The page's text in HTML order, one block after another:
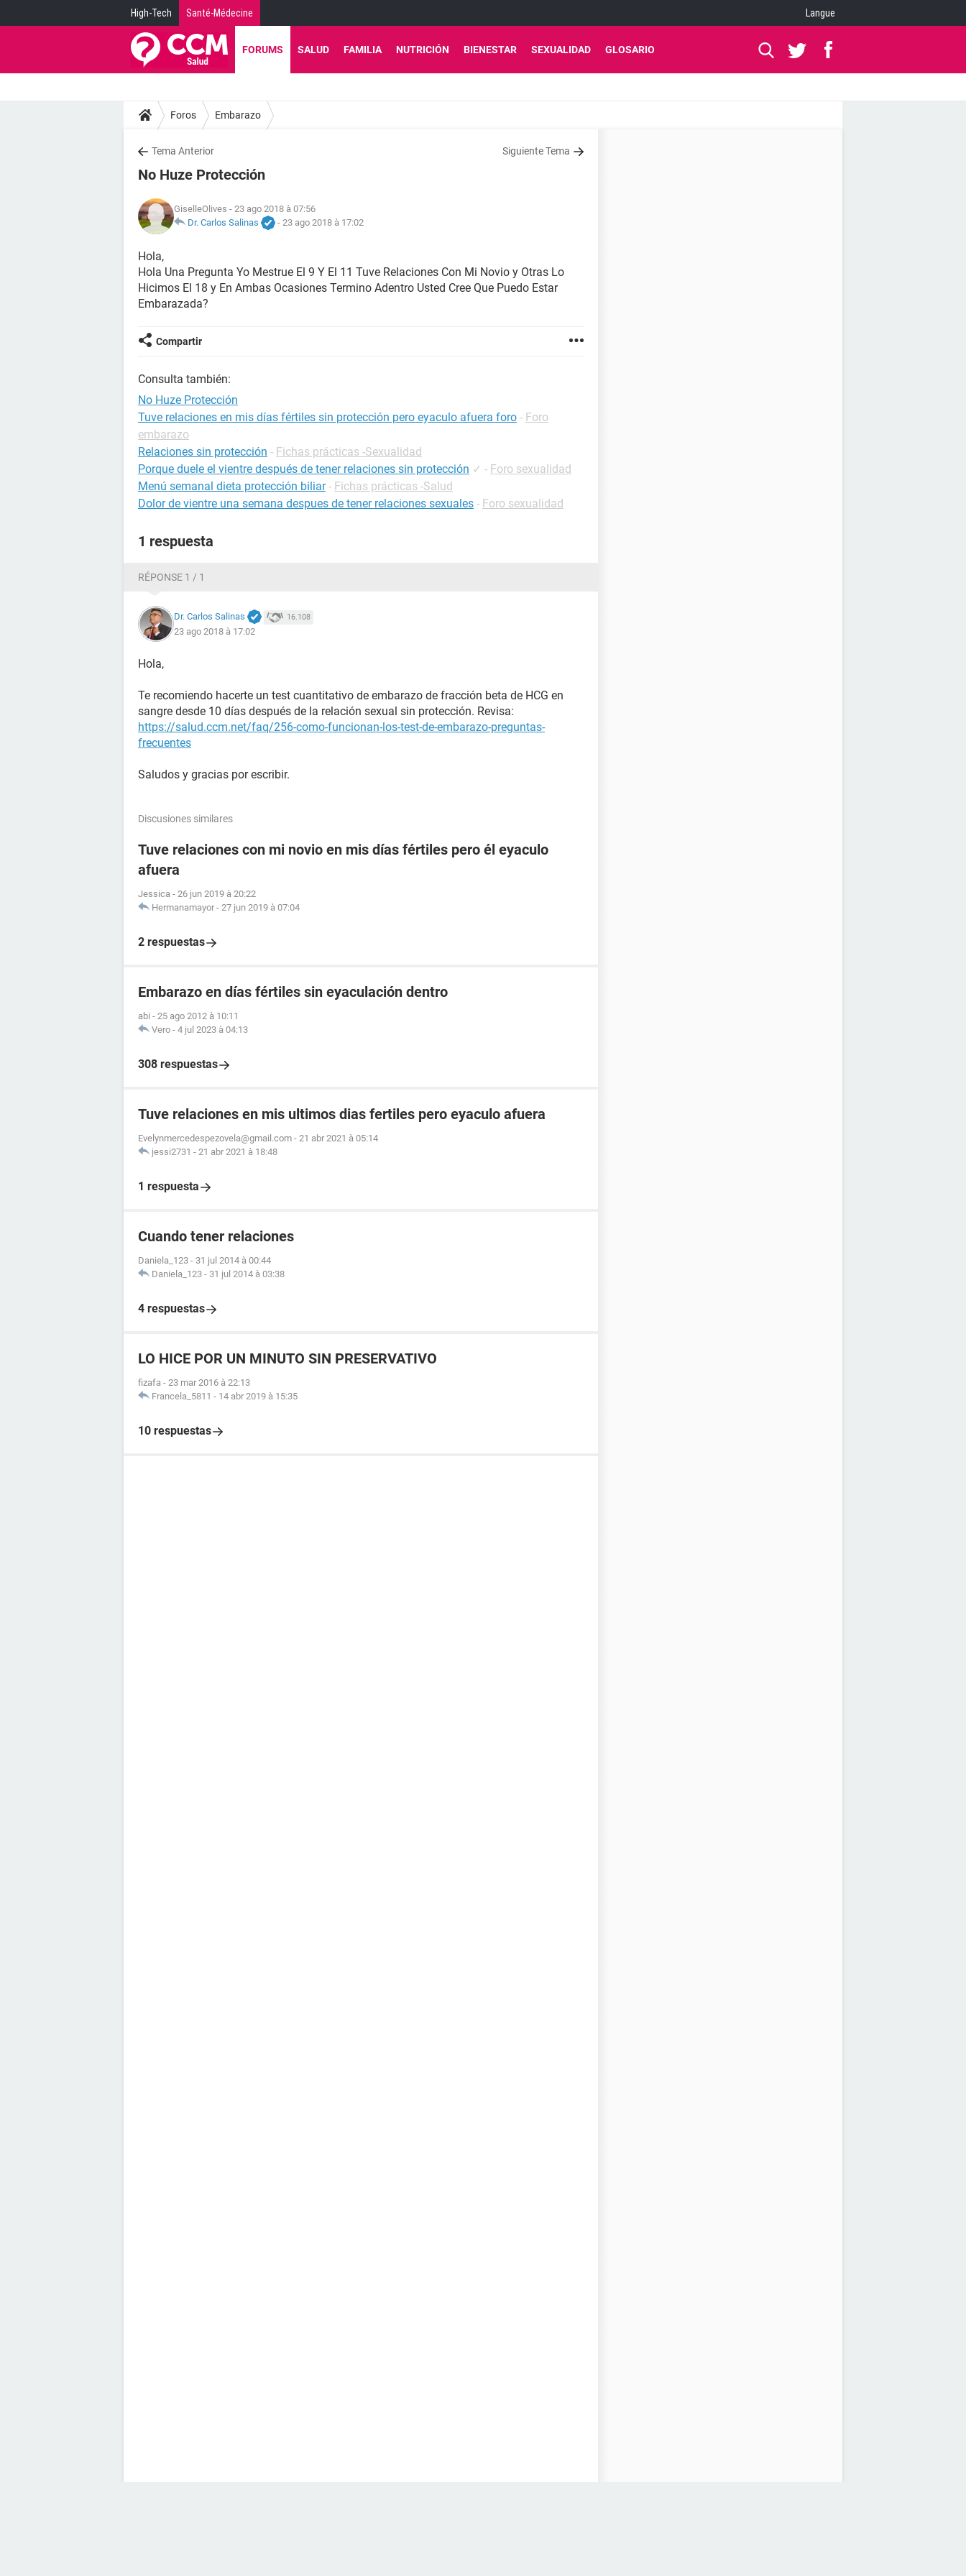
High-Tech Santé-Médecine Langue
FORUMS SALUD FAMILIA NUTRICIÓN BIENESTAR SEXUALIDAD GLOSARIO
Foros Embarazo
Tema Anterior Siguiente Tema
No Huze Protección
GiselleOlives - 23 ago 2018 à 07:56
Dr. Carlos Salinas
- 23 ago 2018 à 17:02
Hola,
Hola Una Pregunta Yo Mestrue El 9 Y El 11 Tuve Relaciones Con Mi Novio y Otras Lo
Hicimos El 18 y En Ambas Ocasiones Termino Adentro Usted Cree Que Puedo Estar
Embarazada?
Compartir
Consulta también:
No Huze Protección
Tuve relaciones en mis días fértiles sin protección pero eyaculo afuera foro - Foro
embarazo
Relaciones sin protección - Fichas prácticas -Sexualidad
Porque duele el vientre después de tener relaciones sin protección ✓ - Foro sexualidad
Menú semanal dieta protección biliar - Fichas prácticas -Salud
Dolor de vientre una semana despues de tener relaciones sexuales - Foro sexualidad
1 respuesta
RÉPONSE 1 / 1
Dr. Carlos Salinas 16.108
23 ago 2018 à 17:02
Hola,
Te recomiendo hacerte un test cuantitativo de embarazo de fracción beta de HCG en
sangre desde 10 días después de la relación sexual sin protección. Revisa:
https://salud.ccm.net/faq/256-como-funcionan-los-test-de-embarazo-preguntas-
frecuentes
Saludos y gracias por escribir.
Discusiones similares
Tuve relaciones con mi novio en mis días fértiles pero él eyaculo
afuera
Jessica - 26 jun 2019 à 20:22
Hermanamayor - 27 jun 2019 à 07:04
2 respuestas
Embarazo en días fértiles sin eyaculación dentro
abi - 25 ago 2012 à 10:11
Vero - 4 jul 2023 à 04:13
308 respuestas
Tuve relaciones en mis ultimos dias fertiles pero eyaculo afuera
Evelynmercedespezovela@gmail.com - 21 abr 2021 à 05:14
jessi2731 - 21 abr 2021 à 18:48
1 respuesta
Cuando tener relaciones
Daniela_123 - 31 jul 2014 à 00:44
Daniela_123 - 31 jul 2014 à 03:38
4 respuestas
LO HICE POR UN MINUTO SIN PRESERVATIVO
fizafa - 23 mar 2016 à 22:13
Francela_5811 - 14 abr 2019 à 15:35
10 respuestas